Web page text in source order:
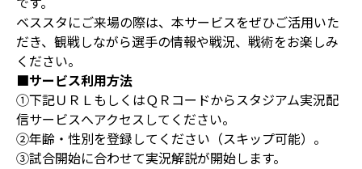
ベススタにご来場の際は、本サービスをぜひご活用いた
だき、観戦しながら選手の情報や戦況、戦術をお楽しみ
ください。
■サービス利用方法
①下記ＵＲＬもしくはＱＲコードからスタジアム実況配
信サービスへアクセスしてください。
②年齢・性別を登録してください（スキップ可能）。
③試合開始に合わせて実況解説が開始します。